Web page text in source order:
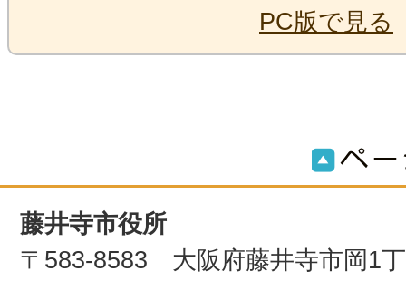
PC版で見る
藤井寺市役所
〒583-8583 大阪府藤井寺市岡1